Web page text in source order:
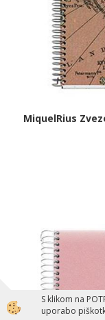
MiquelRius
S klikom na
uporabo